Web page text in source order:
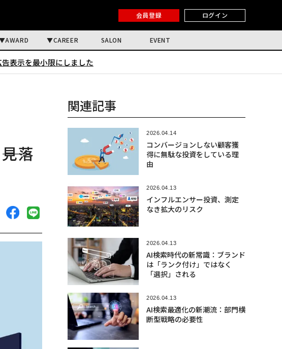
会員登録 ログイン
AWARD CAREER SALON EVENT
表示を最小限にしました
落
関連記事
2026.04.14
コンバージョンしない顧客獲
得に無駄な投資をしている理
由
2026.04.13
インフルエンサー投資、測定
なき拡大のリスク
2026.04.13
AI検索時代の新常識：ブランド
は「ランク付け」ではなく
「選択」される
2026.04.13
AI検索最適化の新潮流：部門横
断型戦略の必要性